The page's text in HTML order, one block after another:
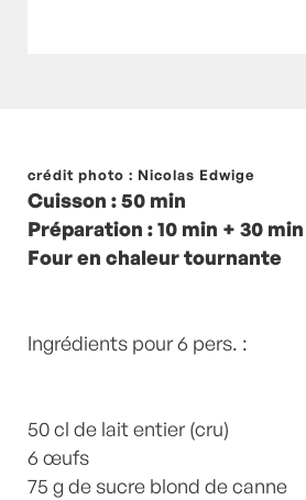
Posté à 16:43hin- Pas cher !
équilibre -,- Recette -
Oeuf,Oeufs, PAS CHER ,
blond de canne byLaurent
crédit photo : Nicolas Edwige
Cuisson : 50 min
Préparation : 10 min + 30
Four en chaleur tournante
Ingrédients pour 6 pers. :
50 cl de lait entier (cru)
6 œufs
75 g de sucre blond de canne